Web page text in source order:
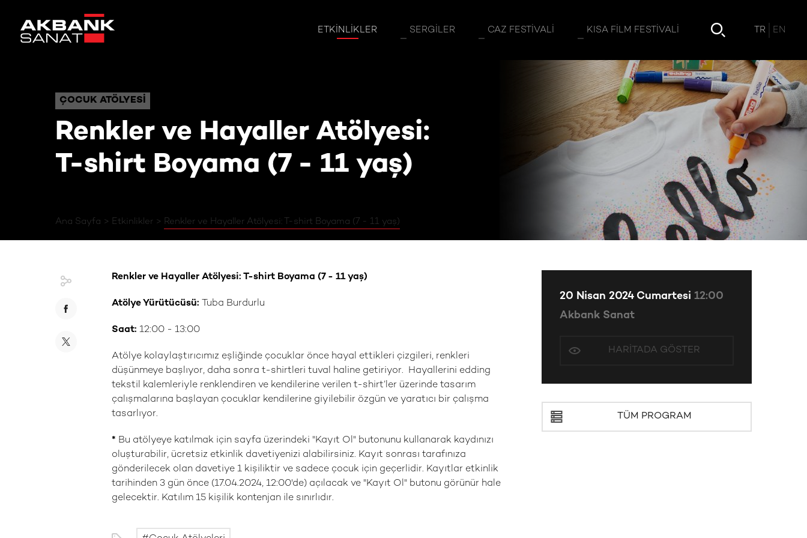
ETKINLIKLER SERGILER CAZ FESTIVALI KISA FILM FESTIVALI TR EN
ÇOCUK ATÖLYESI
Renkler ve Hayaller Atölyesi:
T-shirt Boyama (7 - 11 yaş)
Ana Sayfa Etkinlikler Renkler ve Hayaller Atölyesi: T-shirt Boyama (7 - 11 yaş)
ÇOCUK ATÖLYESI
Renkler ve Hayaller Atölyesi: T-shirt Boyama (7 - 11 yaş)
Atölye Yürütücüsü: Tuba Burdurlu
Saat: 12:00 - 13:00
Atölye kolaylaştırıcımız eşliğinde çocuklar önce hayal ettikleri çizgileri, renkleri
düşünmeye başlıyor, daha sonra t-shirtleri tuval haline getiriyor. Hayallerini edding
tekstil kalemleriyle renklendiren ve kendilerine verilen t-shirt’ler üzerinde tasarım
çalışmalarına başlayan çocuklar kendilerine giyilebilir özgün ve yaratıcı bir çalışma
tasarlıyor.
* Bu atölyeye katılmak için sayfa üzerindeki "Kayıt Ol" butonunu kullanarak kaydınızı
oluşturabilir, ücretsiz etkinlik davetiyenizi alabilirsiniz. Kayıt sonrası tarafınıza
gönderilecek olan davetiye 1 kişiliktir ve sadece çocuk için geçerlidir. Kayıtlar etkinlik
tarihinden 3 gün önce (17.04.2024, 12:00'de) açılacak ve "Kayıt Ol" butonu görünür hale
gelecektir. Katılım 15 kişilik kontenjan ile sınırlıdır.
20 Nisan 2024 Cumartesi 12:00
Akbank Sanat
HARITADA GÖSTER
TÜM PROGRAM